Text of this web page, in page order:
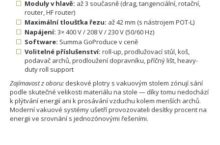
Moduly v hlavě: až 3 současně (drag, tangenciální, rotační,
router, HF router)
Maximální tloušťka řezu: až 42 mm (s nástrojem POT-L)
Napájení: 3× 400 V / 208 V / 230 V (50/60 Hz)
Software: Summa GoProduce v ceně
Volitelné příslušenství: roll-up, prodlužovací stůl, koš,
podavač archů, prodloužení dopravníku, příčný lišt, heavy-
duty roll support
Zajímavost z oboru: deskové plotry s vakuovým stolem zónují sání
podle skutečné velikosti materiálu na stole — díky tomu nedochází
k plýtvání energií ani k prosávání vzduchu kolem menších archů.
Moderní vakuové systémy ušetří provozovateli desítky procent na
energii ve srovnání s jednozónovými řešeními.